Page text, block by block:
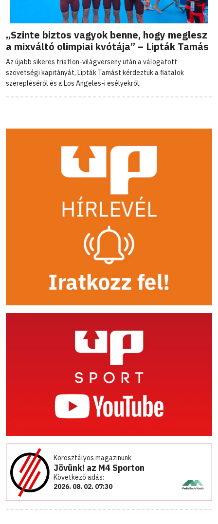
„Szinte biztos vagyok benne, hogy meglesz
a mixváltó olimpiai kvótája” – Lipták Tamás
Az újabb sikeres triatlon-világverseny után a válogatott
szövetségi kapitányát, Lipták Tamást kérdeztük a fiatalok
szerepléséről és a Los Angeles-i esélyekről.
Korosztályos magazinunk
Jövünk! az M4 Sporton
Következő adás:
2026. 08. 02. 07:30